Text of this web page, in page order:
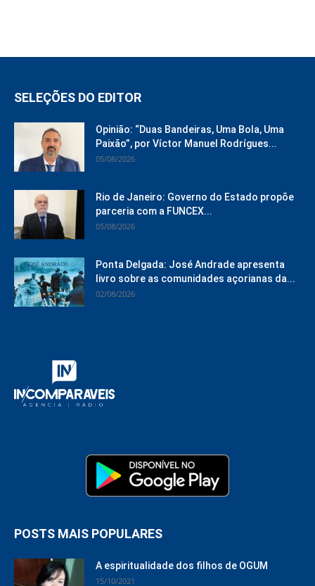
SELEÇÕES DO EDITOR
Opinião: “Duas Bandeiras, Uma Bola, Uma
Paixão”, por Víctor Manuel Rodrígues...
05/08/2026
Rio de Janeiro: Governo do Estado propõe
parceria com a FUNCEX...
05/08/2026
Ponta Delgada: José Andrade apresenta
livro sobre as comunidades açorianas da...
02/08/2026
POSTS MAIS POPULARES
A espiritualidade dos filhos de OGUM
15/10/2021